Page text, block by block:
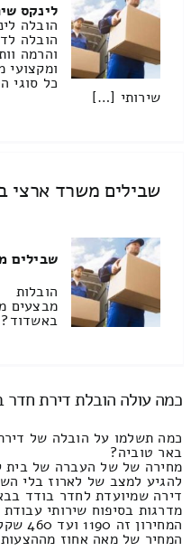
לינקס
הובלה
הובלה
והרמה
ומקצועי
כל סוגי
שירותי […]
שבילים משרד ארצי
שבילים
הובלות
מבצעים
כמה עולה הובלת דירת חדר
כמה תשלמו על הובלה של
באר טוביה?
מחירה של של העברה של בית
להגיע למצב של לארוז בלי
דירה שמיועדת לחדר בודד
מדרגות בסיפוח שירותי
המחיר של מאה אחוז מההצעות